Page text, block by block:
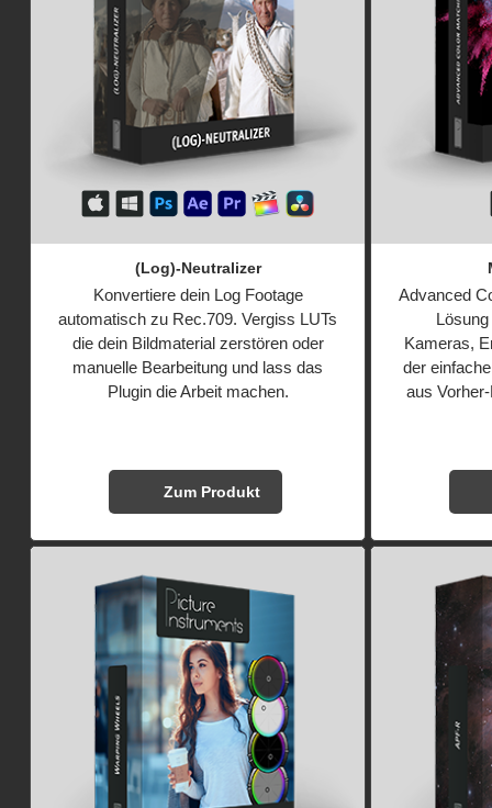
(Log)-Neutralizer
Konvertiere dein Log Footage
automatisch zu Rec.709. Vergiss LUTs
die dein Bildmaterial zerstören oder
manuelle Bearbeitung und lass das
Plugin die Arbeit machen.
Zum Produkt
Advanced
Kameras,
der
aus